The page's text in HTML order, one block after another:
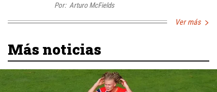
Por: Arturo McFields
Ver más
Más noticias